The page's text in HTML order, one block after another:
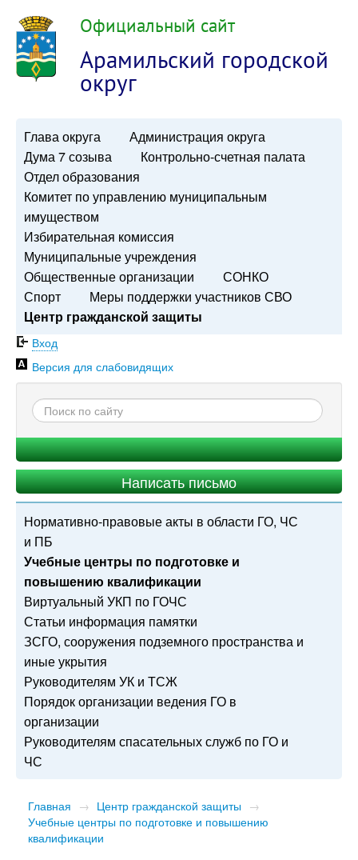
Официальный сайт
Арамильский городской
округ
Глава округа
Администрация округа
Дума 7 созыва
Контрольно-счетная палата
Отдел образования
Комитет по управлению муниципальным
имуществом
Избирательная комиссия
Муниципальные учреждения
Общественные организации
СОНКО
Спорт
Меры поддержки участников СВО
Центр гражданской защиты
Вход
Версия для слабовидящих
Написать письмо
Нормативно-правовые акты в области ГО, ЧС
и ПБ
Учебные центры по подготовке и
повышению квалификации
Виртуальный УКП по ГОЧС
Статьи информация памятки
ЗСГО, сооружения подземного пространства и
иные укрытия
Руководителям УК и ТСЖ
Порядок организации ведения ГО в
организации
Руководителям спасательных служб по ГО и
ЧС
Главная → Центр гражданской защиты →
Учебные центры по подготовке и повышению
квалификации